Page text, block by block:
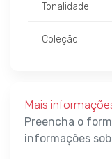
Tonalidade
Coleção
Mais
Preencha o
informações